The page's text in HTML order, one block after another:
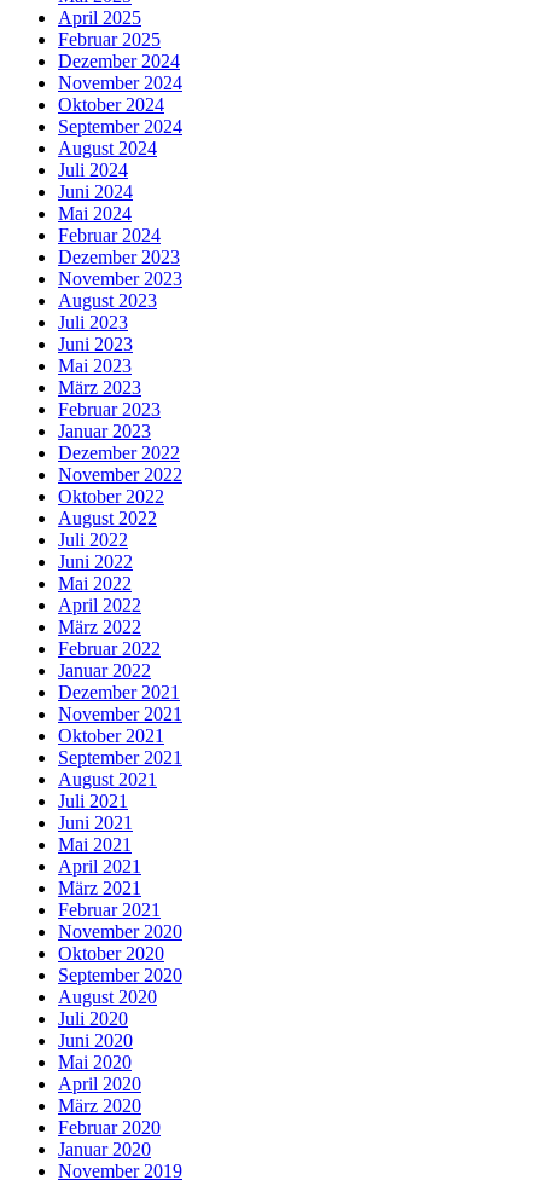
April 2025
Februar 2025
Dezember 2024
November 2024
Oktober 2024
September 2024
August 2024
Juli 2024
Juni 2024
Mai 2024
Februar 2024
Dezember 2023
November 2023
August 2023
Juli 2023
Juni 2023
Mai 2023
März 2023
Februar 2023
Januar 2023
Dezember 2022
November 2022
Oktober 2022
August 2022
Juli 2022
Juni 2022
Mai 2022
April 2022
März 2022
Februar 2022
Januar 2022
Dezember 2021
November 2021
Oktober 2021
September 2021
August 2021
Juli 2021
Juni 2021
Mai 2021
April 2021
März 2021
Februar 2021
November 2020
Oktober 2020
September 2020
August 2020
Juli 2020
Juni 2020
Mai 2020
April 2020
März 2020
Februar 2020
Januar 2020
November 2019